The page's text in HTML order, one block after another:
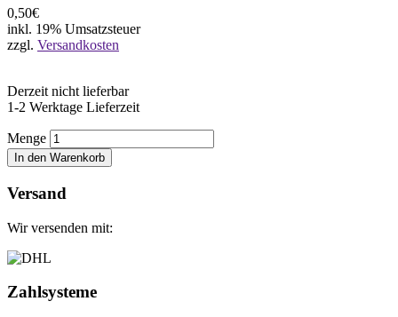
0,50€
inkl. 19% Umsatzsteuer
zzgl. Versandkosten
Derzeit nicht lieferbar
1-2 Werktage Lieferzeit
Menge
In den Warenkorb
Versand
Wir versenden mit:
Zahlsysteme